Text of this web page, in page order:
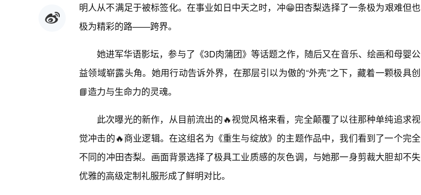
明人从不满足于被标签化。在事业如日中天之时，冲😁田杏梨选择了一条极为艰难但也
极为精彩的路——跨界。
她进军华语影坛，参与了《3D肉蒲团》等话题之作，随后又在音乐、绘画和母婴公
益领域崭露头角。她用行动告诉外界，在那层引以为傲的“外壳”之下，藏着一颗极具创
📘造力与生命力的灵魂。
此次曝光的新作，从目前流出的🔥视觉风格来看，完全颠覆了以往那种单纯追求视
觉冲击的🔥商业逻辑。在这组名为《重生与绽放》的主题作品中，我们看到了一个完全
不同的冲田杏梨。画面背景选择了极具工业质感的灰色调，与她那一身剪裁大胆却不失
优雅的高级定制礼服形成了鲜明对比。